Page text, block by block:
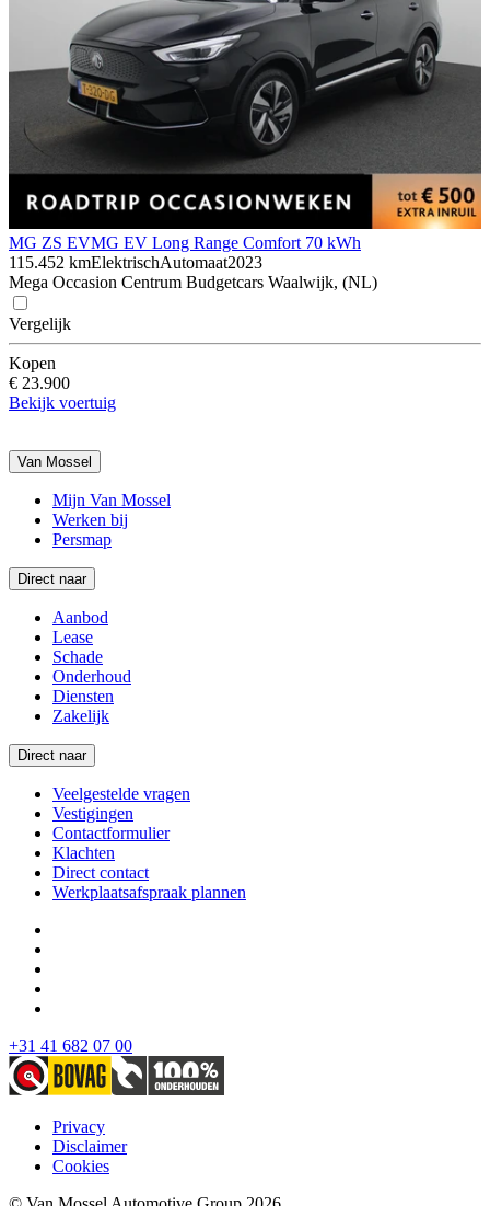
MG ZS EVMG EV Long Range Comfort 70 kWh
115.452 kmElektrischAutomaat2023
Mega Occasion Centrum Budgetcars Waalwijk, (NL)
Vergelijk
Kopen
€ 23.900
Bekijk voertuig
Van Mossel
Mijn Van Mossel
Werken bij
Persmap
Direct naar
Aanbod
Lease
Schade
Onderhoud
Diensten
Zakelijk
Direct naar
Veelgestelde vragen
Vestigingen
Contactformulier
Klachten
Direct contact
Werkplaatsafspraak plannen
+31 41 682 07 00
Privacy
Disclaimer
Cookies